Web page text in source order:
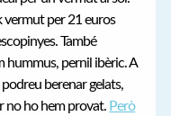
vermut per 21 euros
També
hummus, pernil ibèric. A
berenar gelats,
no ho hem provat. Però